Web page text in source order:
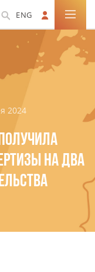
ENG
2024
НА ДВА